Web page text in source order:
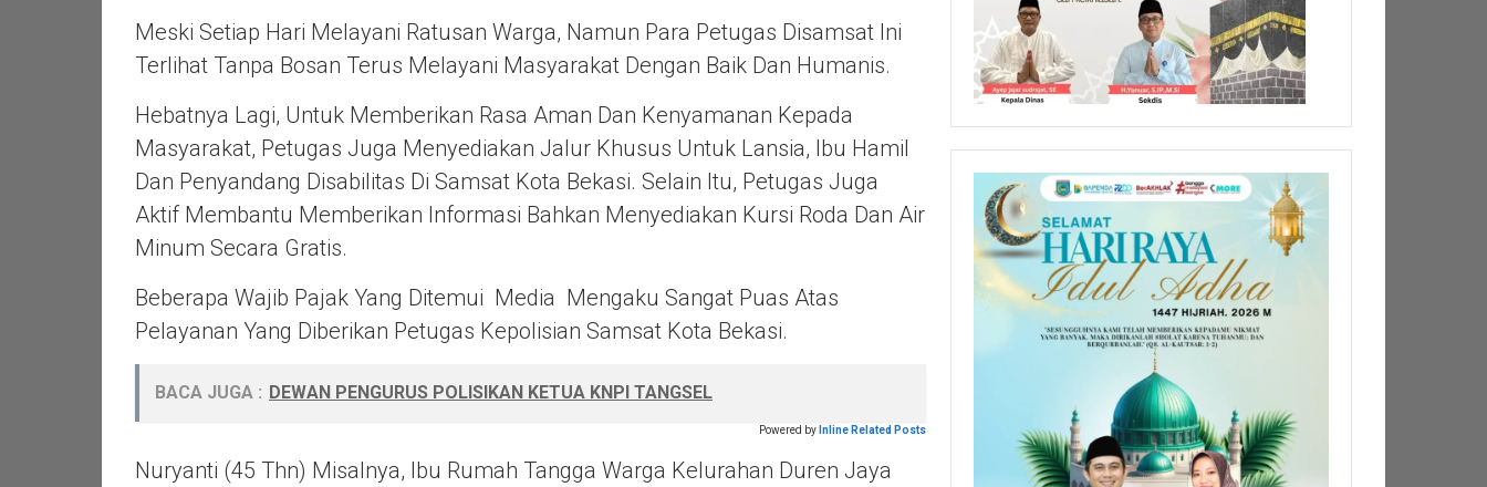
Meski Setiap Hari Melayani Ratusan Warga, Namun Para Petugas Disamsat Ini
Terlihat Tanpa Bosan Terus Melayani Masyarakat Dengan Baik Dan Humanis.
Hebatnya Lagi, Untuk Memberikan Rasa Aman Dan Kenyamanan Kepada
Masyarakat, Petugas Juga Menyediakan Jalur Khusus Untuk Lansia, Ibu Hamil
Dan Penyandang Disabilitas Di Samsat Kota Bekasi. Selain Itu, Petugas Juga
Aktif Membantu Memberikan Informasi Bahkan Menyediakan Kursi Roda Dan Air
Minum Secara Gratis.
Beberapa Wajib Pajak Yang Ditemui Media Mengaku Sangat Puas Atas
Pelayanan Yang Diberikan Petugas Kepolisian Samsat Kota Bekasi.
BACA JUGA : DEWAN PENGURUS POLISIKAN KETUA KNPI TANGSEL
Powered by Inline Related Posts
Nuryanti (45 Thn) Misalnya, Ibu Rumah Tangga Warga Kelurahan Duren Jaya